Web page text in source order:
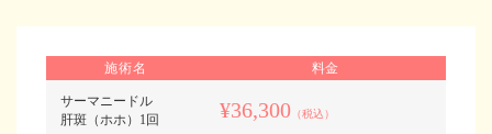
施術名 料金
サーマニードル
肝斑（ホホ）1回
¥36,300 （税込）